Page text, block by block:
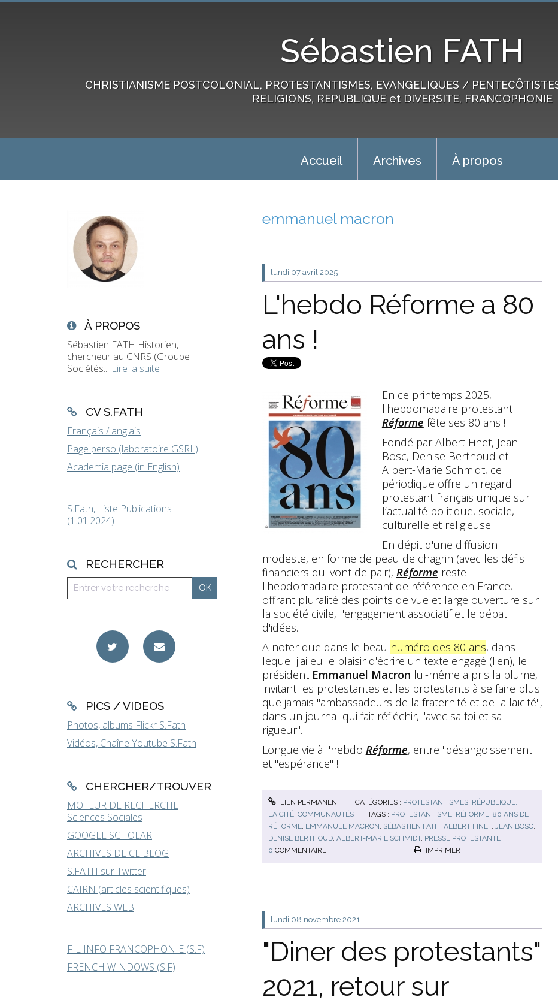
Sébastien FATH
CHRISTIANISME POSTCOLONIAL, PROTESTANTISMES, EVANGELIQUES /
RELIGIONS, REPUBLIQUE et DIVERSITE, FRANCOPHONIE
Accueil Archives À propos
À PROPOS
Sébastien FATH Historien,
chercheur au CNRS (Groupe
Sociétés... Lire la suite
CV S.FATH
Français / anglais
Page perso (laboratoire GSRL)
Academia page (in English)
S.Fath, Liste Publications
(1.01.2024)
RECHERCHER
PICS / VIDEOS
Photos, albums Flickr S.Fath
Vidéos, Chaîne Youtube S.Fath
CHERCHER/TROUVER
MOTEUR DE RECHERCHE
Sciences Sociales
GOOGLE SCHOLAR
ARCHIVES DE CE BLOG
S.FATH sur Twitter
CAIRN (articles scientifiques)
ARCHIVES WEB
FIL INFO FRANCOPHONIE (S.F)
FRENCH WINDOWS (S.F)
emmanuel macron
lundi 07 avril 2025
L'hebdo Réforme a 80
ans !
En ce printemps 2025,
l'hebdomadaire protestant
Réforme fête ses 80 ans !
Fondé par Albert Finet, Jean
Bosc, Denise Berthoud et
Albert-Marie Schmidt, ce
périodique offre un regard
protestant français unique sur
l’actualité politique, sociale,
culturelle et religieuse.
En dépit d'une diffusion
modeste, en forme de peau de chagrin (avec les défis
financiers qui vont de pair), Réforme reste
l'hebdomadaire protestant de référence en France,
offrant pluralité des points de vue et large ouverture sur
la société civile, l'engagement associatif et le débat
d'idées.
A noter que dans le beau numéro des 80 ans, dans
lequel j'ai eu le plaisir d'écrire un texte engagé (lien), le
président Emmanuel Macron lui-même a pris la plume,
invitant les protestantes et les protestants à se faire plus
que jamais "ambassadeurs de la fraternité et de la laïcité",
dans un journal qui fait réfléchir, "avec sa foi et sa
rigueur".
Longue vie à l'hebdo Réforme, entre "désangoissement"
et "espérance" !
LIEN PERMANENT CATÉGORIES : PROTESTANTISMES RÉPUBLIQUE,
LAÏCITÉ, COMMUNAUTÉS
TAGS : PROTESTANTISME, RÉFORME, 80 ANS DE
RÉFORME, EMMANUEL MACRON SÉBASTIEN FATH ALBERT FINET, JEAN BOSC,
DENISE BERTHOUD, ALBERT-MARIE SCHMIDT, PRESSE PROTESTANTE
0 COMMENTAIRE IMPRIMER
lundi 08 novembre 2021
"Diner des protestants"
2021, retour sur